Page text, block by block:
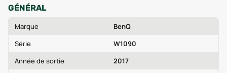
GÉNÉRAL
Marque
BenQ
Série
W1090
Année de sortie
2017